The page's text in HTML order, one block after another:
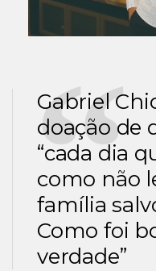
Gabriel
doação de
“cada dia
como não
família
Como foi
verdade”